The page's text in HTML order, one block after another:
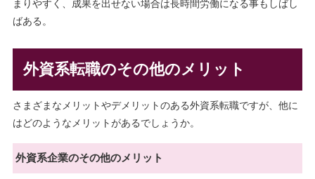
まりやすく、成果を出せない場合は長時間労働になる事もしばし
ばある。
外資系転職のその他のメリット
さまざまなメリットやデメリットのある外資系転職ですが、他に
はどのようなメリットがあるでしょうか。
外資系企業のその他のメリット